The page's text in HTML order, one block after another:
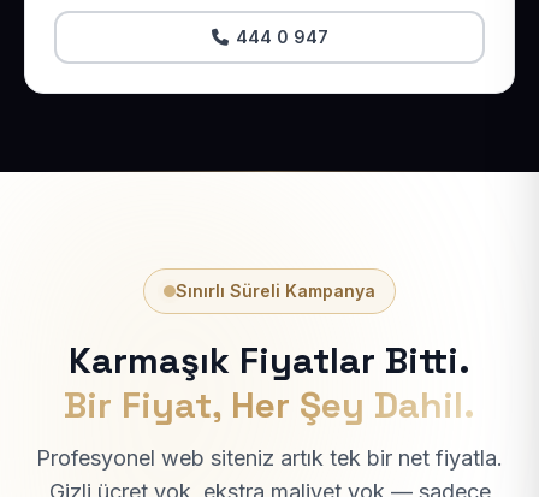
444 0 947
Sınırlı Süreli Kampanya
Karmaşık Fiyatlar Bitti.
Bir Fiyat, Her Şey Dahil.
Profesyonel web siteniz artık tek bir net fiyatla.
Gizli ücret yok, ekstra maliyet yok — sadece